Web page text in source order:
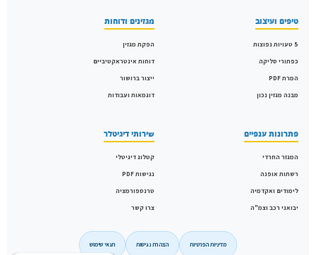
טיפים ועיצוב
5 טעויות נפוצות
כפתורי סליקה
המרת PDF
מבנה מגזין נכון
מגזינים ודוחות
הפקת מגזין
דוחות אינטראקטיביים
ייצור ברושור
דוגמאות ועבודות
פתרונות ענפיים
המגזר החרדי
רשתות אופנה
לימודים ואקדמיה
יבואני רכב וצמ"ה
שירותי דיגיטלר
קטלוג דיגיטלי
נגישות PDF
טרנספורמציה
צרו קשר
מדיניות הפרטיות הצהרת נגישות תנאי שימוש